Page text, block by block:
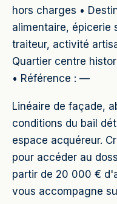
hors charges •
alimentaire, épicerie
traiteur, activité
Quartier centre
• Référence : —
Linéaire de façade,
conditions du bail
espace acquéreur.
pour accéder au
partir de 20 000 €
vous accompagne